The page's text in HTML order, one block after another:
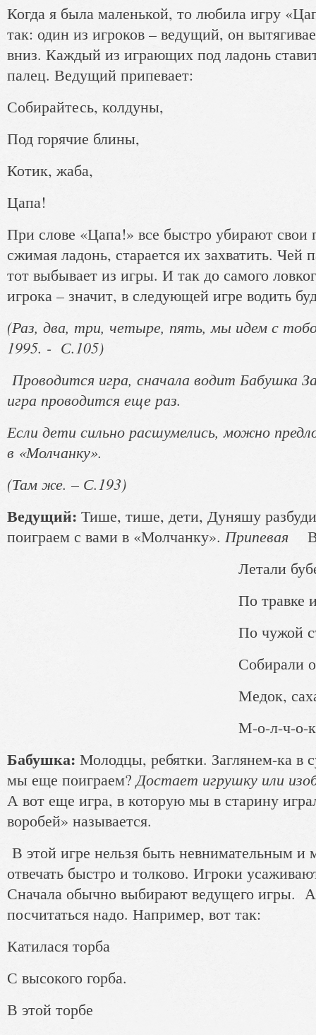
Когда я была маленькой, то любила игру
так: один из игроков – ведущий, он
вниз. Каждый из играющих под ладонь
палец. Ведущий припевает:
Собирайтесь, колдуны,
Под горячие блины,
Котик, жаба,
Цапа!
При слове «Цапа!» все быстро убирают
сжимая ладонь, старается их захватить. Чей
тот выбывает из игры. И так до самого
игрока – значит, в следующей игре водить
(Раз, два, три, четыре, пять, мы идем с
1995. - С.105)
Проводится игра, сначала водит Бабушка
игра проводится еще раз.
Если дети сильно расшумелись, можно
в «Молчанку».
(Там же. – С.193)
Ведущий: Тише, тише, дети, Дуняшу
поиграем с вами в «Молчанку». Припевая
Летали
По травке и
По чужой
Собирали
Медок,
М-о-л-ч-о-
Бабушка: Молодцы, ребятки. Заглянем-ка в
мы еще поиграем?Достает игрушку или
А вот еще игра, в которую мы в старину
воробей» называется.
В этой игре нельзя быть невнимательным
отвечать быстро и толково. Игроки
Сначала обычно выбирают ведущего игры. А
посчитаться надо. Например, вот так:
Катилася торба
С высокого горба.
В этой торбе